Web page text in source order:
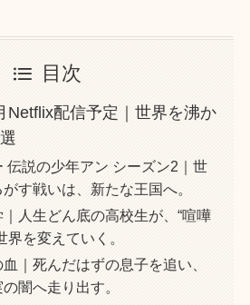
目次
Netflix配信予定｜世界を沸か
伝説の少年アン シーズン2｜世
す戦いは、新たな王国へ。
人生どん底の高校生が、“喧嘩
界を変えていく。
｜死んだはずの息子を追い、
闇へ走り出す。